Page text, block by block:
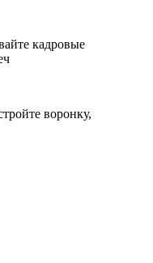
кадровые
воронку,